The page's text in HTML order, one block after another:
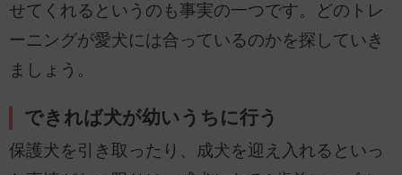
せてくれるというのも事実の一つです。どのトレ
ーニングが愛犬には合っているのかを探していき
ましょう。
できれば犬が幼いうちに行う
保護犬を引き取ったり、成犬を迎え入れるといっ